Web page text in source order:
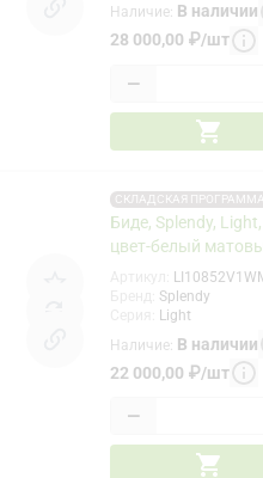
Наличие: В наличии
28 000,00 ₽/шт
−
СКЛАДСКАЯ ПРОГРАММА
Биде, Splendy,
цвет-белый
Splendy
Light
Наличие: В наличии
22 000,00 ₽/шт
−